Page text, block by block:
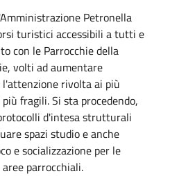
Petronella
turistici accessibili a tutti e
con le Parrocchie della
volti ad aumentare
rivolta ai più
fragili. Si sta procedendo,
d'intesa strutturali
spazi studio e anche
e socializzazione per le
parrocchiali.